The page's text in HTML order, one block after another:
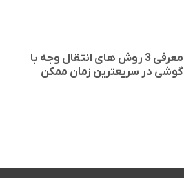
معرفی 3 روش های انتقال وجه با
گوشی در سریعترین زمان ممکن